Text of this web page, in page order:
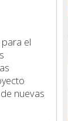
el
nuevas